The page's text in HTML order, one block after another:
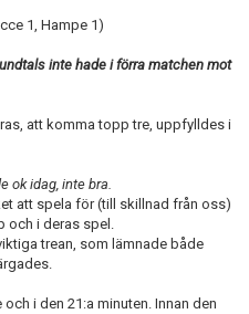
1, Hampe 1)
inte hade i förra matchen mot
att komma topp tre, uppfylldes i
ok idag, inte bra.
att spela för (till skillnad från oss)
och i deras spel.
trean, som lämnade både
i den 21:a minuten. Innan den